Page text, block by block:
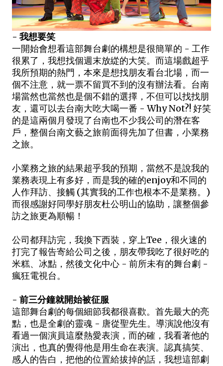
- 我想要笑
一開始會想看這部舞台劇的構想是很簡單的 - 工作
很累了，我想找個週末放緃的大笑。而這場戲超乎
我所預期的熱門，本來是想找朋友看台北場，而一
個不注意，就一票不留買不到的沒有辦法看。台南
場當然也當然也是個不錯的選擇，不但可以找找朋
友，還可以去台南大吃大喝一番 - Why Not?! 好笑
的是這兩個月發現了台南也不少我公司的潛在客
戶，整個台南文藝之旅前面得先加了但書，小業務
之旅。
小業務之旅的結果超乎我的預期，當然不是說我的
業務表現上有多好，而是我的確的enjoy和不同的
人作拜訪、接觸 (其實我的工作也根本不是業務。)
而很感謝好同學好朋友杜公明山的協助，讓整個參
訪之旅更為順暢！
公司都拜訪完，我換下西裝，穿上Tee，很火速的
打完了報告寄給公司之後，朋友帶我吃了很好吃的
米糕、冰點，然後文化中心 - 前所未有的舞台劇 -
瘋狂電視台。
- 前三分鐘就開始被征服
這部舞台劇的每個細節我都很喜歡。首先最大的亮
點，也是全劇的靈魂 - 唐從聖先生。導演說他沒有
看過一個演員這麼熱愛表演，而的確，我看著他的
演出，也真的覺得他是用生命在表演。認真搞笑、
感人的告白，把他的位置給拔掉的話，我想這部劇